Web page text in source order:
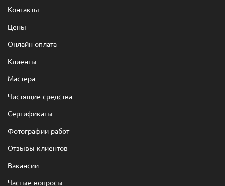
Контакты
Цены
Онлайн оплата
Клиенты
Мастера
Чистящие средства
Сертификаты
Фотографии работ
Отзывы клиентов
Вакансии
Частые вопросы